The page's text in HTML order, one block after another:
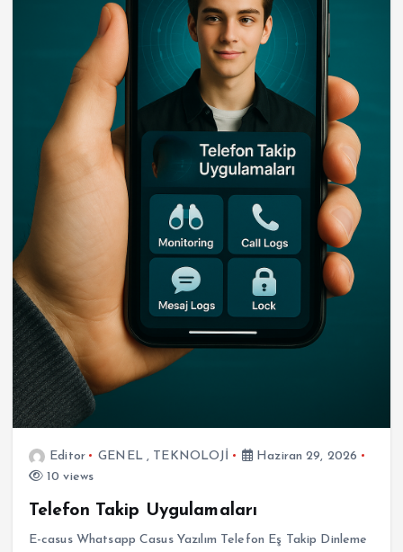
Editor GENEL, TEKNOLOJİ
Haziran 29, 2026
10 views
Telefon Takip Uygulamaları
E-casus Whatsapp Casus Yazılım Telefon Eş Takip Dinleme